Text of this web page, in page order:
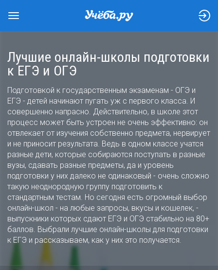
Лучшие онлайн-школы подготовки
к ЕГЭ и ОГЭ
Подготовкой к государственным экзаменам - ОГЭ и
ЕГЭ - детей начинают пугать уж с первого класса. И
совершенно напрасно. Действительно, в школе этот
процесс может быть устроен не очень эффективно: он
отвлекает от изучения собственно предмета, нервирует
и не приносит результата. Ведь в одном классе учатся
разные дети, которые собираются поступать в разные
вузы, сдавать разные предметы, да и уровень
подготовки у них далеко не одинаковый - очень сложно
такую неоднородную группу подготовить к
стандартным тестам. Но сегодня есть огромный выбор
онлайн-школ - на любые запросы, вкусы и кошелек, -
выпускники которых сдают ЕГЭ и ОГЭ стабильно на 80+
баллов. Выбрали лучшие онлайн-школы для подготовки
к ЕГЭ и рассказываем, как у них это получается.